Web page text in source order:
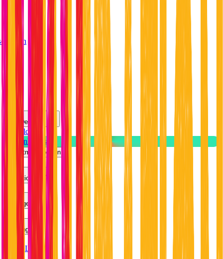
Preise
Deutsch
Anmelden
Kostenlos testen
Hauptmenü öffnen
Funktionen
Vorlagen
Lösungen
White Label